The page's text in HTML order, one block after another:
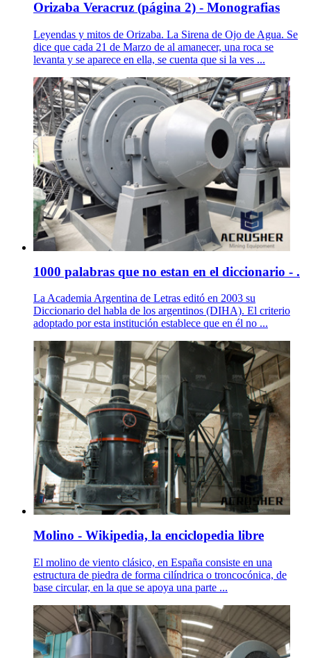
Orizaba Veracruz (página 2) - Monografias
Leyendas y mitos de Orizaba. La Sirena de Ojo de Agua. Se
dice que cada 21 de Marzo de al amanecer, una roca se
levanta y se aparece en ella, se cuenta que si la ves ...
1000 palabras que no estan en el diccionario - .
La Academia Argentina de Letras editó en 2003 su
Diccionario del habla de los argentinos (DIHA). El criterio
adoptado por esta institución establece que en él no ...
Molino - Wikipedia, la enciclopedia libre
El molino de viento clásico, en España consiste en una
estructura de piedra de forma cilíndrica o troncocónica, de
base circular, en la que se apoya una parte ...